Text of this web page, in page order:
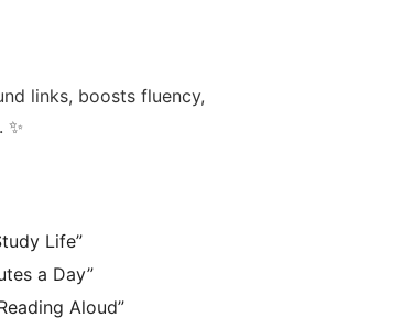
links, boosts fluency,
. ✨
Life”
a Day”
Aloud”